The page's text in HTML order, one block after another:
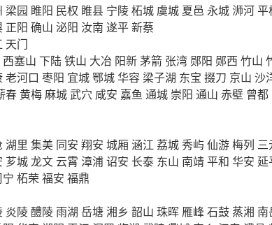
梁园 睢阳 民权 睢县 宁陵柘城 虞城 夏邑 永城浉河平
正阳 确山 泌阳 汝南 遂平新蔡
天门
西塞山 下陆铁山 大冶 阳新茅箭 张湾 郧阳 郧西 竹山
老河口 枣阳 宜城鄂城华容 梁子湖 东宝 掇刀 京山 沙
春黄梅麻城武穴 咸安 嘉鱼 通城 崇阳 通山 赤壁 曾都
湖里 集美 同安 翔安 城厢 涵江 荔城秀屿仙游梅列 三
芗城龙文 云霄 漳浦诏安 长泰 东山 南靖平和 华安 延
柘荣 福安 福鼎
炎陵醴陵雨湖 岳塘湘乡 韶山 珠晖 雁峰 石鼓 蒸湘 南